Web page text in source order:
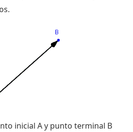
inicial A y punto terminal B